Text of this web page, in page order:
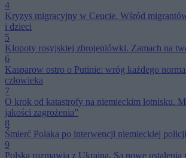
4
Kryzys migracyjny w Ceucie. Wśród
i dzieci
5
Kłopoty rosyjskiej zbrojeniówki. Zamach na
6
Kasparow ostro o Putinie: wróg każdego
człowieka
7
O krok od katastrofy na niemieckim lotnisku.
jakości zagrożenia”
8
Śmierć Polaka po interwencji niemieckiej
9
Polska rozmawia z Ukrainą. Są nowe